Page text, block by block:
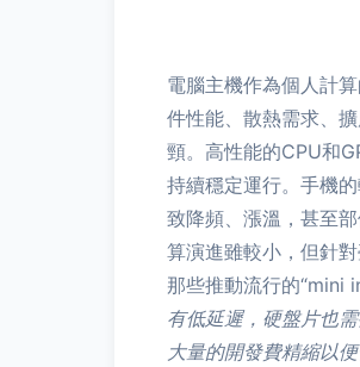
電腦主機作為個人計
件性能、散熱需求、
頸。高性能的CPU和
持續穩定運行。手機
致降頻、漲溫，甚至
算演進雖較小，但針
那些推動流行的“mini
有低延遲，硬盤片也
大量的開發費精縮以